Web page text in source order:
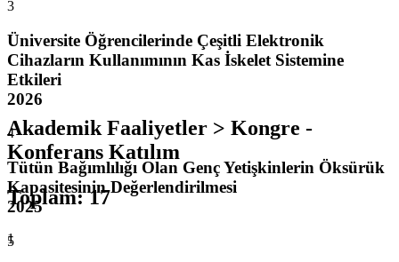
3
Üniversite Öğrencilerinde Çeşitli Elektronik
Cihazların Kullanımının Kas İskelet Sistemine
Etkileri
2026
4
Tütün Bağımlılığı Olan Genç Yetişkinlerin Öksürük
Kapasitesinin Değerlendirilmesi
2025
5
Akademik Faaliyetler > Kongre -
Konferans Katılım
Toplam:17
1